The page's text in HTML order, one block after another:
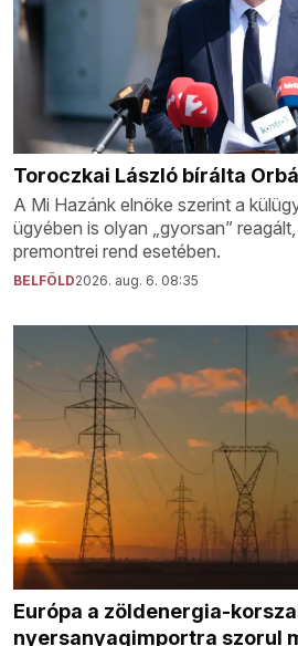
Toroczkai László bírálta
A Mi Hazánk elnöke szerint a
ügyében is olyan „gyorsan”
premontrei rend esetében.
BELFÖLD2026. aug. 6. 08:35
Európa a zöldenergia-
nyersanyagimportra szorul